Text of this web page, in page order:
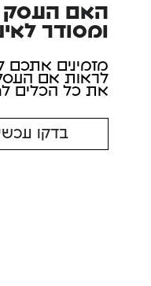
האם העסק
ומסודר
מזמינים אתכם
לראות אם
את כל הכלים
בדקו